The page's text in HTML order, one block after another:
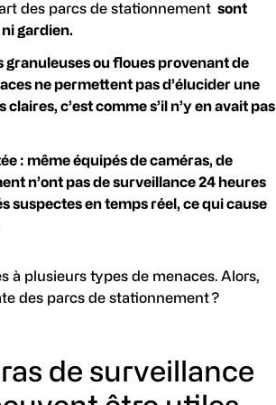
des parcs de stationnement sont
gardien.
granuleuses ou floues provenant de
ne permettent pas d’élucider une
c’est comme s’il n’y en avait pas
: même équipés de caméras, de
n’ont pas de surveillance 24 heures
suspectes en temps réel, ce qui cause
à plusieurs types de menaces. Alors,
des parcs de stationnement ?
de surveillance